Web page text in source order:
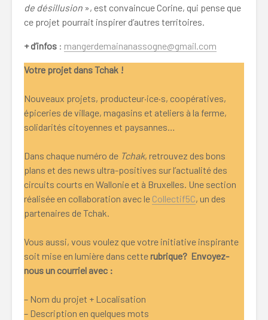
de désillusion », est convaincue Corine, qui pense que
ce projet pourrait inspirer d’autres territoires.
+ d’infos : mangerdemainanassogne@gmail.com
Votre projet dans Tchak !
Nouveaux projets, producteur·ice·s, coopératives,
épiceries de village, magasins et ateliers à la ferme,
solidarités citoyennes et paysannes…
Dans chaque numéro de Tchak, retrouvez des bons
plans et des news ultra-positives sur l’actualité des
circuits courts en Wallonie et à Bruxelles. Une section
réalisée en collaboration avec le Collectif5C, un des
partenaires de Tchak.
Vous aussi, vous voulez que votre initiative inspirante
soit mise en lumière dans cetterubrique? Envoyez-
nous un courriel avec :
– Nom du projet + Localisation
– Description en quelques mots